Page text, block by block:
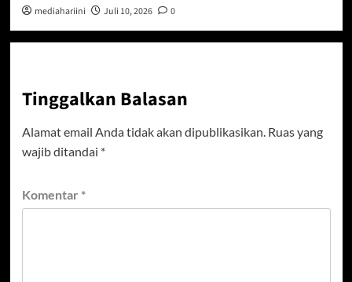
mediahariini Juli 10, 2026 0
Tinggalkan Balasan
Alamat email Anda tidak akan dipublikasikan. Ruas yang
wajib ditandai *
Komentar *